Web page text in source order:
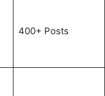
400+ Posts